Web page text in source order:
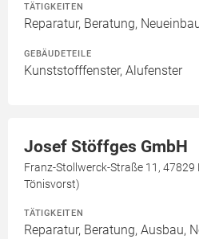
TÄTIGKEITEN
Reparatur, Beratung,
GEBÄUDETEILE
Kunststofffenster, Alufenster
Josef Stöffges GmbH
Franz-Stollwerck-Straße 11,
Tönisvorst)
TÄTIGKEITEN
Reparatur, Beratung, Ausbau,